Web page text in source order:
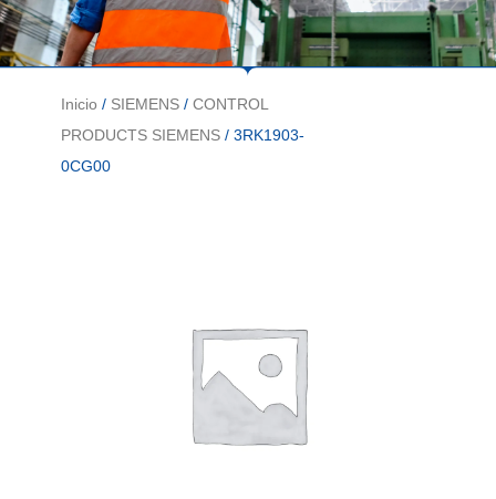
Inicio / SIEMENS/ CONTROL
PRODUCTS SIEMENS/ 3RK1903-
0CG00